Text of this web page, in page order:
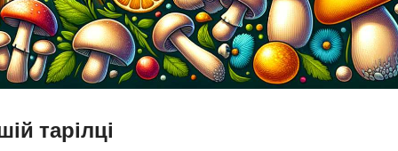
тарілці